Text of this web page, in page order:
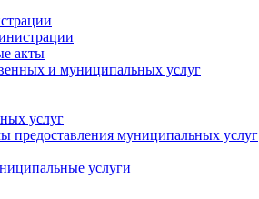
акты
и муниципальных услуг
услуг
предоставления муниципальных услуг
услуги